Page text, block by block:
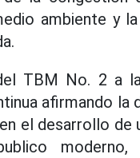
ambiente y
TBM No. 2 a
afirmando la
el desarrollo de
moderno,